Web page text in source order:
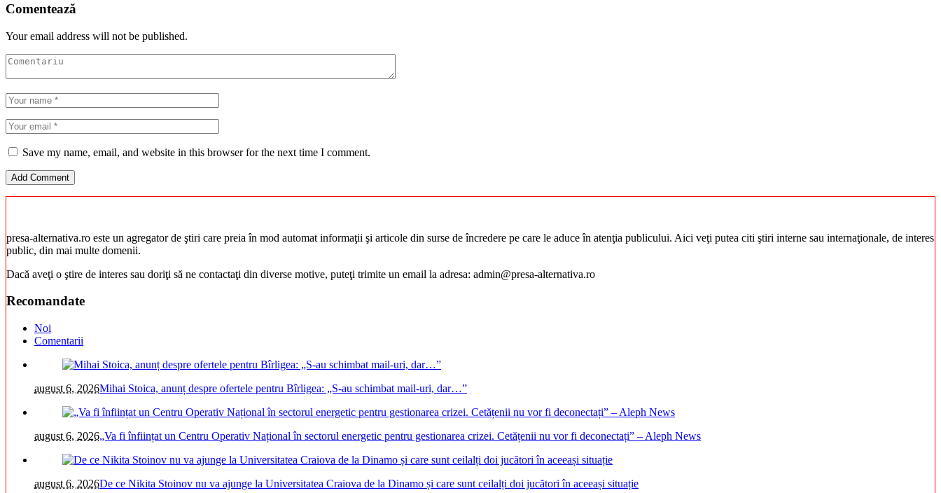
Comentează
Your email address will not be published.
Save my name, email, and website in this browser for the next time I comment.
presa-alternativa.ro este un agregator de ştiri care preia în mod automat informaţii şi articole din surse de încredere pe care le aduce în atenţia publicului. Aici veţi putea citi ştiri interne sau internaţionale, de interes
public, din mai multe domenii.
Dacă aveţi o ştire de interes sau doriţi să ne contactaţi din diverse motive, puteţi trimite un email la adresa: admin@presa-alternativa.ro
Recomandate
Noi
Comentarii
august 6, 2026Mihai Stoica, anunț despre ofertele pentru Bîrligea: „S-au schimbat mail-uri, dar…”
august 6, 2026„Va fi înființat un Centru Operativ Național în sectorul energetic pentru gestionarea crizei. Cetățenii nu vor fi deconectați” – Aleph News
august 6, 2026De ce Nikita Stoinov nu va ajunge la Universitatea Craiova de la Dinamo și care sunt ceilalți doi jucători în aceeași situație